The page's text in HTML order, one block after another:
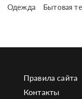
Одежда Бытовая
Правила сайта
Контакты